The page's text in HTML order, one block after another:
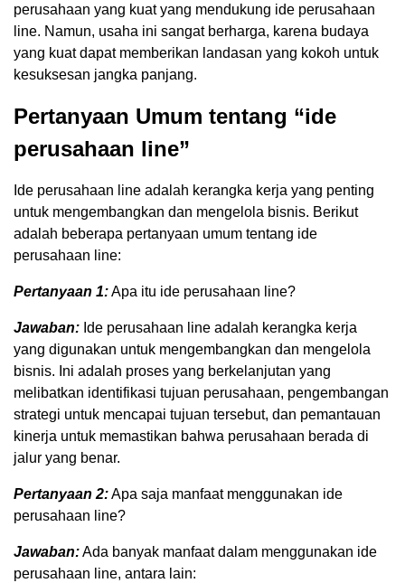
perusahaan yang kuat yang mendukung ide perusahaan
line. Namun, usaha ini sangat berharga, karena budaya
yang kuat dapat memberikan landasan yang kokoh untuk
kesuksesan jangka panjang.
Pertanyaan Umum tentang “ide
perusahaan line”
Ide perusahaan line adalah kerangka kerja yang penting
untuk mengembangkan dan mengelola bisnis. Berikut
adalah beberapa pertanyaan umum tentang ide
perusahaan line:
Pertanyaan 1:Apa itu ide perusahaan line?
Jawaban: Ide perusahaan line adalah kerangka kerja
yang digunakan untuk mengembangkan dan mengelola
bisnis. Ini adalah proses yang berkelanjutan yang
melibatkan identifikasi tujuan perusahaan, pengembangan
strategi untuk mencapai tujuan tersebut, dan pemantauan
kinerja untuk memastikan bahwa perusahaan berada di
jalur yang benar.
Pertanyaan 2:Apa saja manfaat menggunakan ide
perusahaan line?
Jawaban:Ada banyak manfaat dalam menggunakan ide
perusahaan line, antara lain: